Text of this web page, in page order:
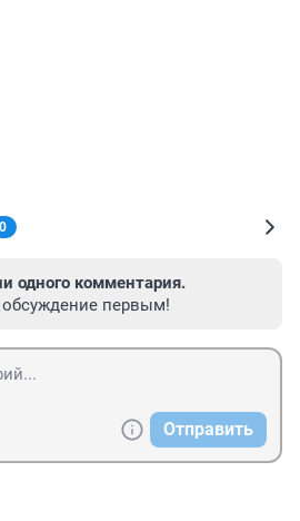
0
одного комментария.
обсуждение первым!
Отправить